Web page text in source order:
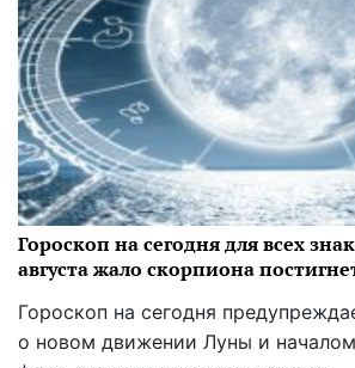
Гороскоп на сегодня для всех
августа жало скорпиона
Гороскоп на сегодня
о новом движении Луны и